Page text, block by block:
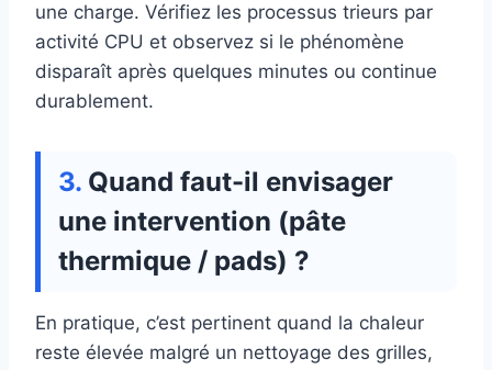
une charge. Vérifiez les processus trieurs par
activité CPU et observez si le phénomène
disparaît après quelques minutes ou continue
durablement.
Quand faut-il envisager
une intervention (pâte
thermique / pads) ?
En pratique, c’est pertinent quand la chaleur
reste élevée malgré un nettoyage des grilles,